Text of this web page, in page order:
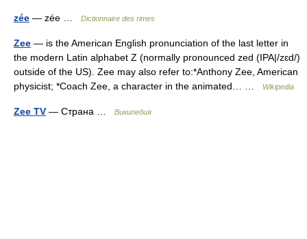
zée — zée … Dictionnaire des rimes
Zee — is the American English pronunciation of the last letter in
the modern Latin alphabet Z (normally pronounced zed (IPA|/zɛd/)
outside of the US). Zee may also refer to:*Anthony Zee, American
physicist; *Coach Zee, a character in the animated… …
Wikipedia
Zee TV — Страна … Википедия